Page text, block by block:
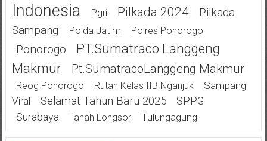
Indonesia
Pgri Pilkada 2024
Pilkada
Sampang
Polda Jatim Polres Ponorogo
Ponorogo
PT.Sumatraco Langgeng
Makmur
Pt.SumatracoLanggeng Makmur
Reog Ponorogo Rutan Kelas IIB Nganjuk
Sampang
Viral
Selamat Tahun Baru 2025
SPPG
Surabaya
Tanah Longsor Tulungagung